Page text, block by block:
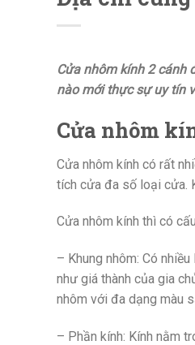
Cửa nhôm kính 2 cánh
nào mới thực sự uy tín
Cửa nhôm
Cửa nhôm kính có rất
tích cửa đa số loại cửa.
Cửa nhôm kính thì có
– Khung nhôm: Có
như giá thành của gia
nhôm với đa dạng màu
– Phần kính: Kính nằm